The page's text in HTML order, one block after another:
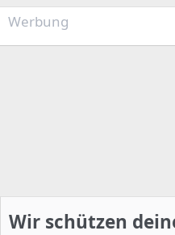
Werbung
Wir schützen